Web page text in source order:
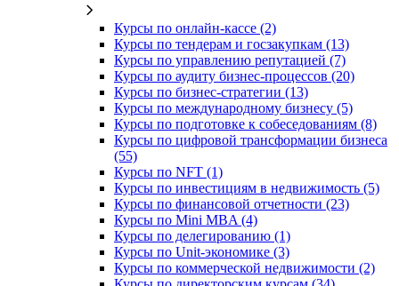
Курсы по онлайн-кассе (2)
Курсы по тендерам и госзакупкам (13)
Курсы по управлению репутацией (7)
Курсы по аудиту бизнес-процессов (20)
Курсы по бизнес-стратегии (13)
Курсы по международному бизнесу (5)
Курсы по подготовке к собеседованиям (8)
Курсы по цифровой трансформации бизнеса
(55)
Курсы по NFT (1)
Курсы по инвестициям в недвижимость (5)
Курсы по финансовой отчетности (23)
Курсы по Mini MBA (4)
Курсы по делегированию (1)
Курсы по Unit-экономике (3)
Курсы по коммерческой недвижимости (2)